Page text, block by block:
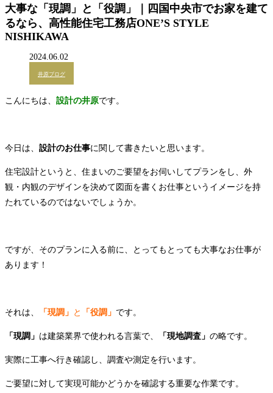
大事な「現調」と「役調」｜四国中央市でお家を建て
るなら、高性能住宅工務店ONE’S STYLE
NISHIKAWA
2024.06.02
井原ブログ
こんにちは、 設計の井原です。
今日は、 設計のお仕事に関して書きたいと思います。
住宅設計というと、住まいのご要望をお伺いしてプランをし、外
観・内観のデザインを決めて図面を書くお仕事というイメージを持
たれているのではないでしょうか。
ですが、そのプランに入る前に、とってもとっても大事なお仕事が
あります！
それは、 「現調」 と 「役調」 です。
「現調」 は建築業界で使われる言葉で、 「現地調査」 の略です。
実際に工事へ行き確認し、調査や測定を行います。
ご要望に対して実現可能かどうかを確認する重要な作業です。